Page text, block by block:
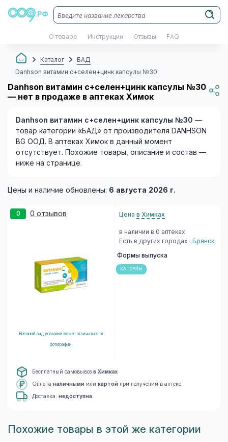
О товаре Инструкции Отзывы FAQ
Каталог
БАД
Danhson витамин с+селен+цинк капсулы №30
Danhson витамин с+селен+цинк капсулы №30
— нет в продаже в аптеках Химок
Danhson витамин с+селен+цинк капсулы №30 —
товар категории «БАД» от производителя DANHSON
BG ООД. В аптеках Химок в данный момент
отсутствует. Похожие товары, описание и состав —
ниже на странице.
Цены и наличие обновлены: 6 августа 2026 г.
0 0 отзывов
Внешний вид упаковки может отличаться от
фотографии
Цена в Химках
в наличии в 0 аптеках
Есть в других городах : Брянск.
Формы выпуска
КАПСУЛЫ
Бесплатный самовывоз в Химках
Оплата наличными или картой при получении в аптеке
Доставка: недоступна
Похожие товары в этой же категории